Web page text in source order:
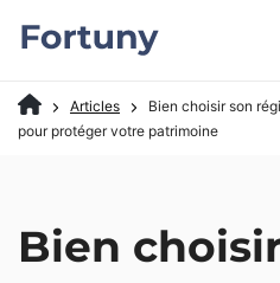
Articles
Bien choisir son
pour protéger votre patrimoine
Bien